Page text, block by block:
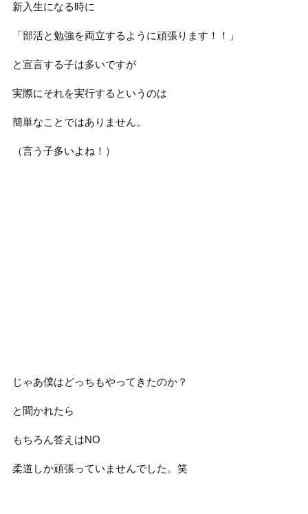
新入生になる時に
「部活と勉強を両立するように頑張ります！！」
と宣言する子は多いですが
実際にそれを実行するというのは
簡単なことではありません。
（言う子多いよね！）
じゃあ僕はどっちもやってきたのか？
と聞かれたら
もちろん答えはNO
柔道しか頑張っていませんでした。笑